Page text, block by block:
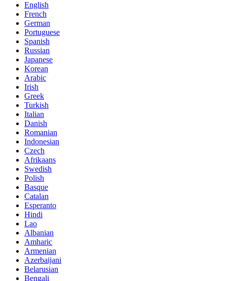
English
French
German
Portuguese
Spanish
Russian
Japanese
Korean
Arabic
Irish
Greek
Turkish
Italian
Danish
Romanian
Indonesian
Czech
Afrikaans
Swedish
Polish
Basque
Catalan
Esperanto
Hindi
Lao
Albanian
Amharic
Armenian
Azerbaijani
Belarusian
Bengali